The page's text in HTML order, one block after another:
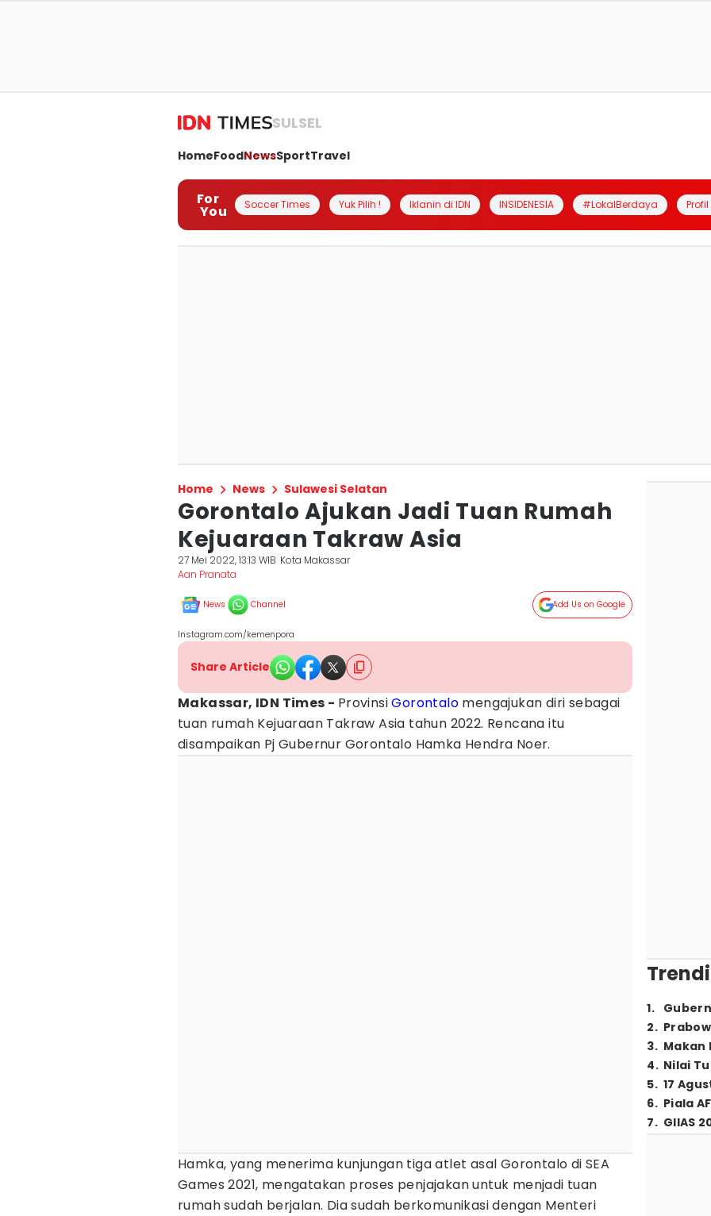
SULSEL
HomeFoodNewsSportTravel
For
You Soccer Times Yuk Pilih ! Iklanin di IDN INSIDENESIA #LokalBerdaya
Home News Sulawesi Selatan
Gorontalo Ajukan Jadi Tuan Rumah
Kejuaraan Takraw Asia
27 Mei 2022, 13:13 WIB Kota Makassar
Aan Pranata
News Channel Add Us on Google
Instagram.com/kemenpora
Share Article
Makassar, IDN Times - ProvinsiGorontalo mengajukan diri sebagai
tuan rumah Kejuaraan Takraw Asia tahun 2022. Rencana itu
disampaikan Pj Gubernur Gorontalo Hamka Hendra Noer.
Hamka, yang menerima kunjungan tiga atlet asal Gorontalo di SEA
Games 2021, mengatakan proses penjajakan untuk menjadi tuan
rumah sudah berjalan. Dia sudah berkomunikasi dengan Menteri
1.
2.
3. Makan
4. Nilai
5. 17
6. Piala
7. GIIAS